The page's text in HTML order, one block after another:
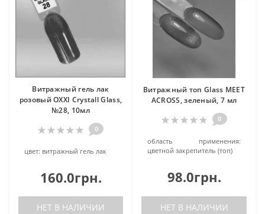
Витражный гель лак
розовый OXXI Crystall Glass,
№28, 10мл
0
цвет: витражный гель лак
160.0грн.
НЕТ В НАЛИЧИИ
Витражный топ Glass MEET
ACROSS, зеленый, 7 мл
0
область применения:
цветной закрепитель (топ)
98.0грн.
НЕТ В НАЛИЧИИ